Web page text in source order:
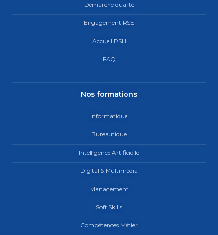
Démarche qualité
Engagement RSE
Accueil PSH
FAQ
Nos formations
Informatique
Bureautique
Intelligence Artificielle
Digital & Multimédia
Management
Soft Skills
Compétences Métier